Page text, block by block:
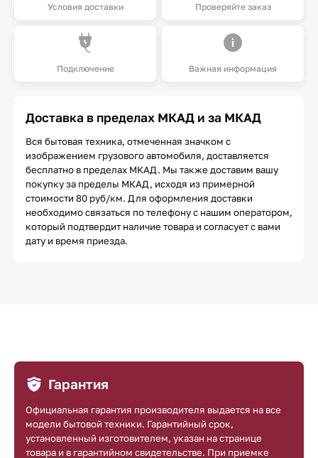
Условия доставки Проверяйте заказ
Подключение Важная информация
Доставка в пределах МКАД и за МКАД
Вся бытовая техника, отмеченная значком с
изображением грузового автомобиля, доставляется
бесплатно в пределах МКАД. Мы также доставим вашу
покупку за пределы МКАД, исходя из примерной
стоимости 80 руб/км. Для оформления доставки
необходимо связаться по телефону с нашим оператором,
который подтвердит наличие товара и согласует с вами
дату и время приезда.
Гарантия
Официальная гарантия производителя выдается на все
модели бытовой техники. Гарантийный срок,
установленный изготовителем, указан на странице
товара и в гарантийном свидетельстве. При приемке